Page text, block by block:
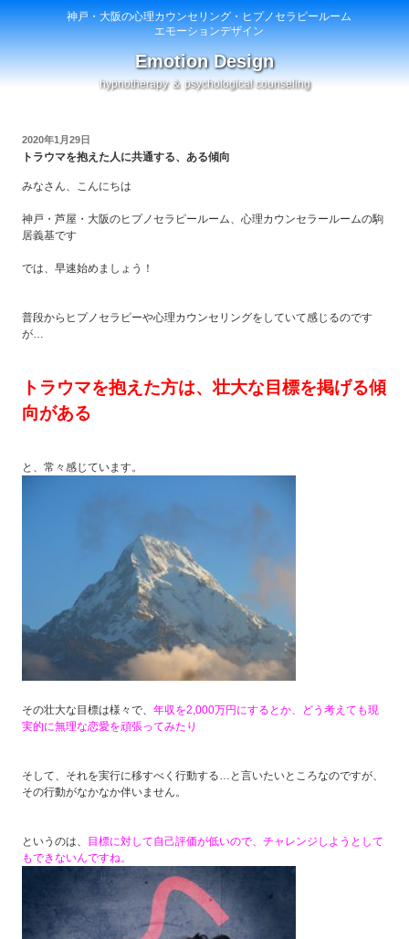
神戸・大阪の心理カウンセリング・ヒプノセラピールーム
エモーションデザイン
Emotion Design
hypnotherapy ＆ psychological counseling
投
稿
2020年1月29日
トラウマを抱えた人に共通する、ある傾向
みなさん、こんにちは
神戸・芦屋・大阪のヒプノセラピールーム、心理カウンセラールームの駒
居義基です
では、早速始めましょう！
普段からヒプノセラピーや心理カウンセリングをしていて感じるのです
が…
トラウマを抱えた方は、壮大な目標を掲げる傾
向がある
と、常々感じています。
その壮大な目標は様々で、 年収を2,000万円にするとか、どう考えても現
実的に無理な恋愛を頑張ってみたり
そして、それを実行に移すべく行動する…と言いたいところなのですが、
その行動がなかなか伴いません。
というのは、 目標に対して自己評価が低いので、チャレンジしようとして
もできないんですね。